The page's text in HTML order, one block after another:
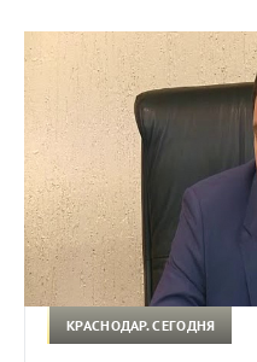
КРАСНОДАР. СЕГОДНЯ